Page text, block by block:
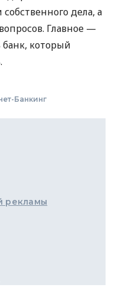
дела, а
Главное —
банк, который
Банкинг
рекламы